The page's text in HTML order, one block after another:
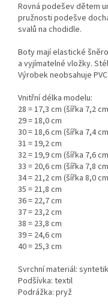
Rovná podešev dětem
pružnosti podešve
svalů na chodidle.
Boty mají elastické
a vyjímatelné vložky.
Výrobek neobsahuje PVC.
Vnitřní délka modelu:
28 = 17,3 cm (šířka 7,2
29 = 18,0 cm
30 = 18,6 cm (šířka 7,4
31 = 19,2 cm
32 = 19,9 cm (šířka 7,6
33 = 20,6 cm (šířka 7,8
34 = 21,2 cm (šířka 8,0
35 = 21,8 cm
36 = 22,7 cm
37 = 23,2 cm
38 = 23,8 cm
39 = 24,6 cm
40 = 25,3 cm
Svrchní materiál:
Podšívka: textil
Podrážka: pryž